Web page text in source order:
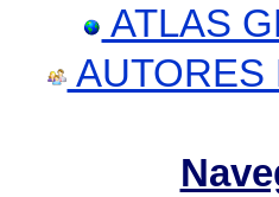
ATLAS
AUTORES